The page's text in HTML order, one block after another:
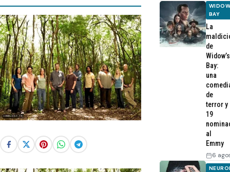
Webisodios
BAY
La
de
Widow’s
Bay:
una
de
terror y
19
al
Emmy
6